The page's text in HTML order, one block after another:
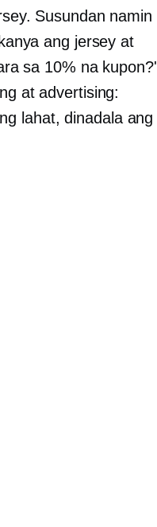
Susundan namin
ang jersey at
sa 10% na
at advertising:
lahat, dinadala